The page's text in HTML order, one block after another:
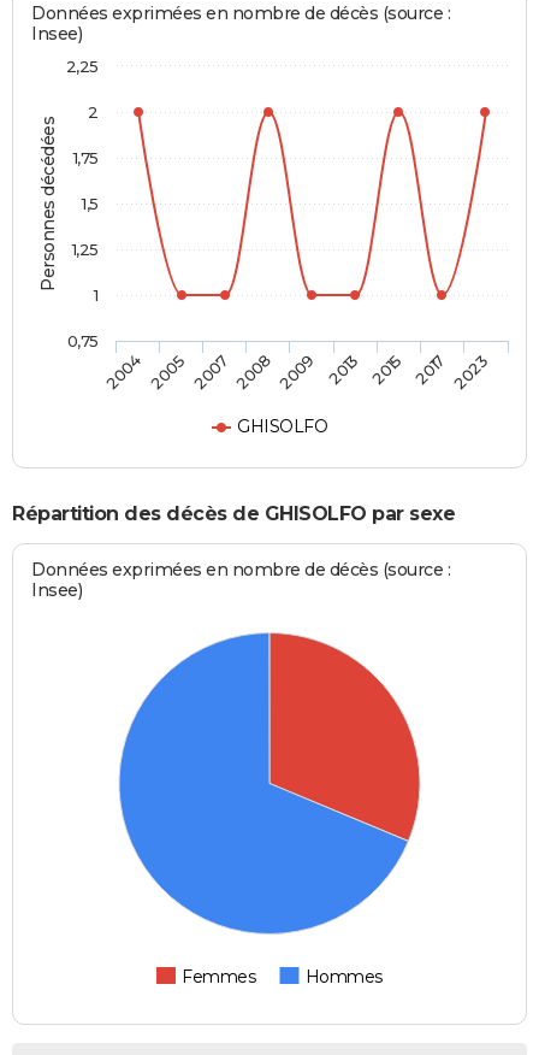
Personnes décédées
Données exprimées en nombre de décès (source :
Insee)
GHISOLFO
2004 2005 2007 20082009 2013 2015 2017 2023
0,75
1
1,25
1,5
1,75
2
2,25
Répartition des décès de GHISOLFO par sexe
Données exprimées en nombre de décès (source :
Insee)
Femmes Hommes